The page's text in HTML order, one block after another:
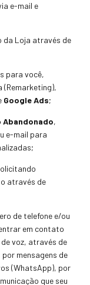
e-mail e
da Loja através de
para você,
(Remarketing),
Google Ads;
Abandonado,
e-mail para
através de
de telefone e/ou
em contato
voz, através de
mensagens de
(WhatsApp), por
que seu